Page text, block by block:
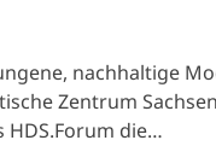
nachhaltige
Zentrum
HDS.Forum die…